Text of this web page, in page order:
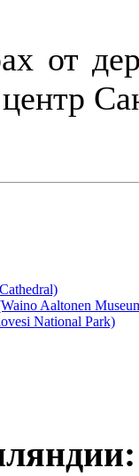
от
Aaltonen
National Park)